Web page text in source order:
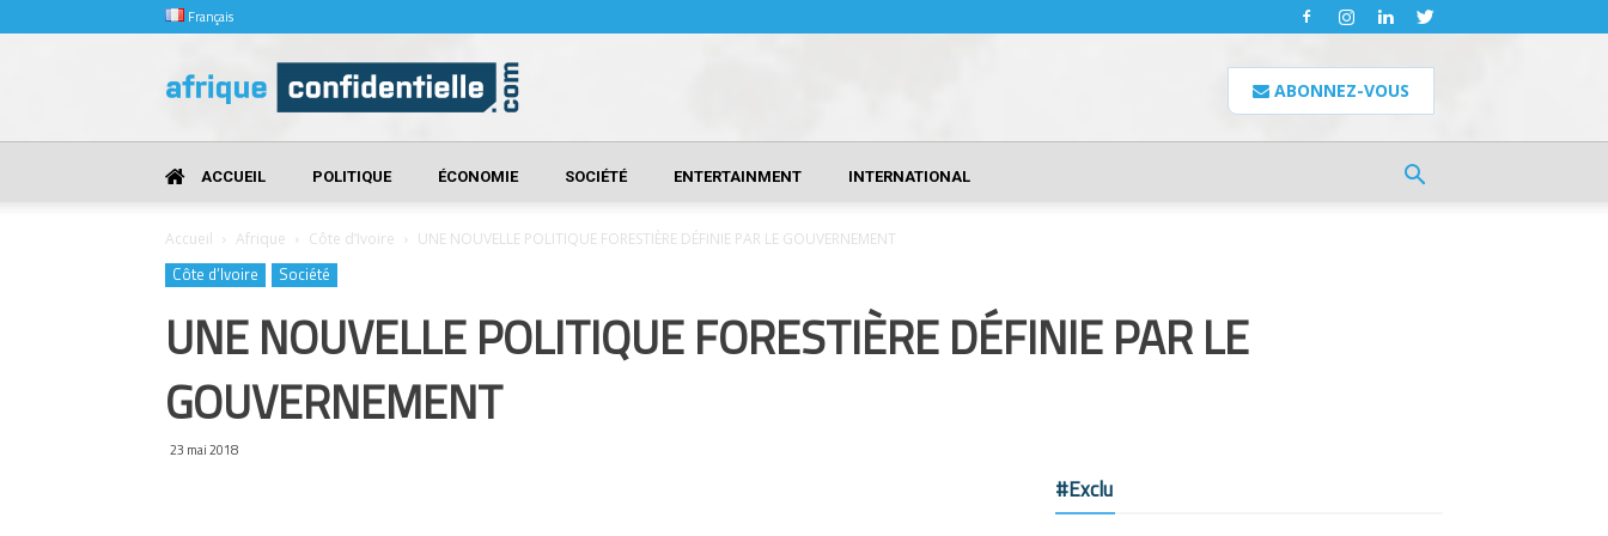
Français
Confidentielle
ABONNEZ-VOUS
ACCUEIL POLITIQUE ÉCONOMIE SOCIÉTÉ ENTERTAINMENT INTERNATIONAL
Accueil Afrique Côte d’Ivoire UNE NOUVELLE POLITIQUE FORESTIÈRE DÉFINIE PAR LE GOUVERNEMENT
Côte d’Ivoire Société
UNE NOUVELLE POLITIQUE FORESTIÈRE DÉFINIE PAR LE
GOUVERNEMENT
23 mai 2018
#Exclu